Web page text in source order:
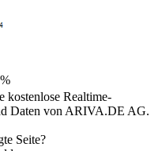
kostenlose Realtime-
Daten von ARIVA.DE AG.
Seite?